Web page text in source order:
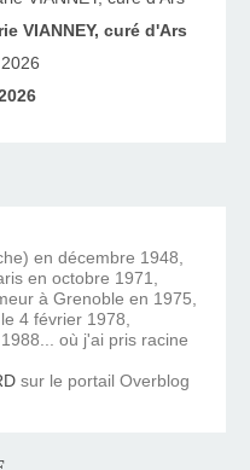
VIANNEY, curé d'Ars
en décembre 1948,
en octobre 1971,
à Grenoble en 1975,
4 février 1978,
où j'ai pris racine
sur le portail Overblog